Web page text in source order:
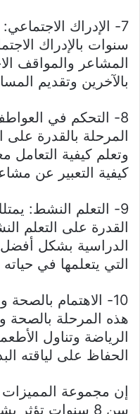
سنوات بالإدراك
المشاعر والمواقف
بالآخرين وتقديم
8- التحكم في
المرحلة بالقدرة
وتعلم كيفية
كيفية التعبير عن
القدرة على التعلم
الدراسية بشكل
التي يتعلمها في حياته
10- الاهتمام
هذه المرحلة بالصحة
الرياضة وتناول
الحفاظ على لياقته
إن مجموعة المميزات
سن 8 سنوات